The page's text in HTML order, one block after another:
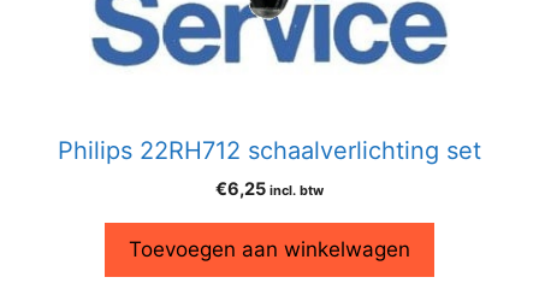
Philips 22RH712 schaalverlichting set
€6,25 incl. btw
Toevoegen aan winkelwagen